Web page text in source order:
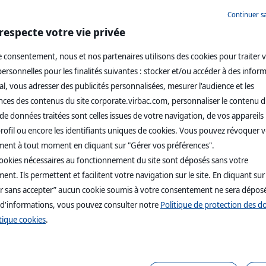
cumulé à fin juin
semestre notre chiffre d’affaires ressort à 529,4 millions €
réel) par rapport à la même période de 2020. Hors impact
hors Sentinel (+14% à périmètre réel).
en croissance organique à deux chiffres à fin juin, reflet de la
constant de nos équipes. En Europe, le chiffre d’affaires
à cette performance sont la France, le Royaume-Uni, les
des gammes pour les animaux de compagnie (notamment
à taux réels est de +23,5% (+26% à taux de change
moitié de celle-ci; l’Australie, la Nouvelle Zélande, le Vietnam et
hors Sentinel au premier semestre progresse de +24,3%
des gammes et notamment les produits de spécialités,
de ses ventes en ligne, et enfin les produits lancés
l’activité a progressé de +19,8% à taux réels (+31,5% à taux
au Chili, l’activité du premier semestre est en retrait de -19,1%
mis à l’eau l’an dernier suite à la crise sanitaire et à la
, l’activité animaux de compagnie évolue globalement de
à taux et périmètre réels), essentiellement portée par la
Stelfonta), antiparasitaires internes, petfood, dermatologie,
semestre de 2020, qui avait été fortement impacté par nos
produits acquis en mars 2021, ont représenté environ 4
affiche également une très belle croissance de +17,7% à taux
votre vie privée
consentement, nous et nos partenaires utilisons des cookies pour traiter
pour les finalités suivantes : stocker et/ou accéder à des
vous adresser des publicités personnalisées, mesurer l'audience et les
des contenus du site corporate.virbac.com, personnaliser le contenu
données traitées sont celles issues de votre navigation, de vos appareils
ou encore les identifiants uniques de cookies. Vous pouvez révoquer
à tout moment en cliquant sur "Gérer vos préférences".
nécessaires au fonctionnement du site sont déposés sans votre
Ils permettent et facilitent votre navigation sur le site. En cliquant sur
sans accepter” aucun cookie soumis à votre consentement ne sera
vous pouvez consulter notre Politique de protection des
cookies.
Continuer